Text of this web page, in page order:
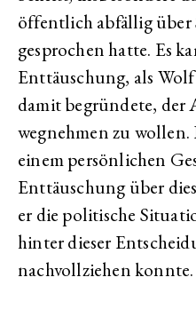
öffentlich abfällig über
gesprochen hatte. Es
Enttäuschung, als
damit begründete, der
wegnehmen zu
einem persönlichen
Enttäuschung über
er die politische
hinter dieser
nachvollziehen konnte.